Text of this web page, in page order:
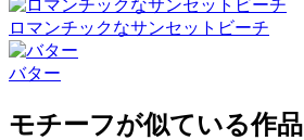
ロマンチックなサンセットビーチ
バター
モチーフが似ている作品